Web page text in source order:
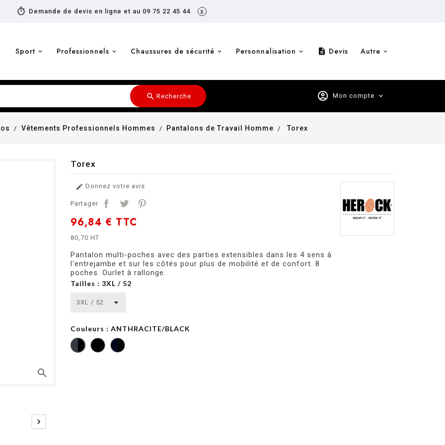
timer Demande de devis en ligne et au 09 75 22 45 44 x
Sport Professionnels Chaussures de sécurité Personnalisation description Devis Autre
account_circle Mon compte expand_more
search Recherche
Vêtements Professionnels Hommes Pantalons de Travail Homme Torex
search

Torex
 Donnez votre avis
Partager
96,84 € TTC
80,70 HT
Pantalon multi-poches avec des parties extensibles dans les 4 sens à
l'entrejambe et sur les côtés pour plus de mobilité et de confort. 8
poches. Ourlet à rallonge.
Tailles : 3XL / 52
Couleurs : ANTHRACITE/BLACK